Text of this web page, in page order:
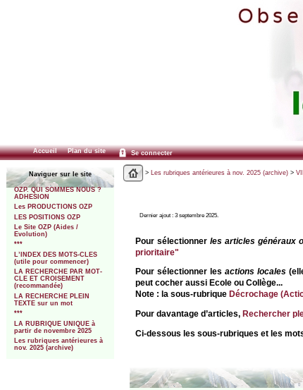
Accueil Plan du site Se connecter
Naviguer sur le site
OZP. QUI SOMMES NOUS ?
ADHESION
Les PRODUCTIONS OZP
LES POSITIONS OZP
Le Site OZP (Aides /
Evolution)
***
L’INDEX DES MOTS-CLES
(utile pour commencer)
LA RECHERCHE PAR MOT-
CLE ET CROISEMENT
(recommandée)
LA RECHERCHE PLEIN
TEXTE sur un mot
***
LA RUBRIQUE UNIQUE à
partir de novembre 2025
Les rubriques antérieures à
nov. 2025 (archive)
> Les rubriques antérieures à nov. 2025 (archive)>
Dernier ajout : 3 septembre 2025.
Pour sélectionnerles articles généraux
prioritaire"
Pour sélectionner les actions locales
peut cocher aussi Ecole ou Collège...
Note : la sous-rubrique Décrochage
Pour davantage d’articles,Rechercher
Ci-dessous les sous-rubriques et les